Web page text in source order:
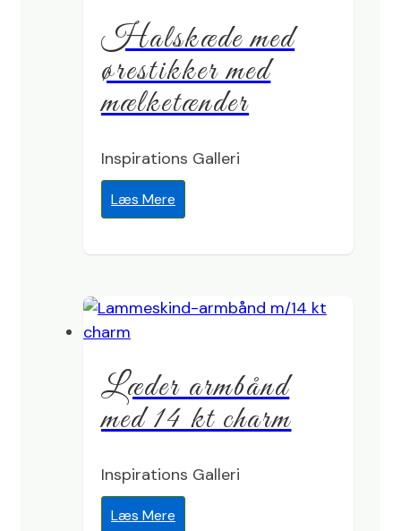
Halskæde med
ørestikker med
mælketænder
Inspirations Galleri
Læs Mere
Læder armbånd
med 14 kt charm
Inspirations Galleri
Læs Mere